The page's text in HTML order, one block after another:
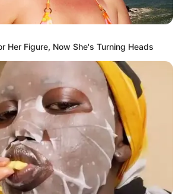
de cereais
desmineralizada
de sua preferência
para fazer a mistura
faca
Her Figure, Now She's Turning Heads